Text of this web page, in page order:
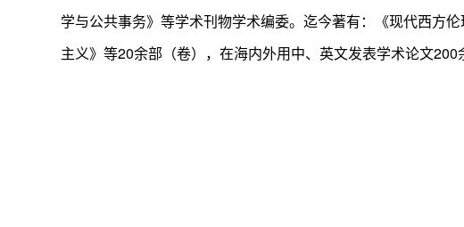
学与公共事务》等学术刊物学术编委。迄今著有：《现代西方
主义》等20余部（卷），在海内外用中、英文发表学术论文200